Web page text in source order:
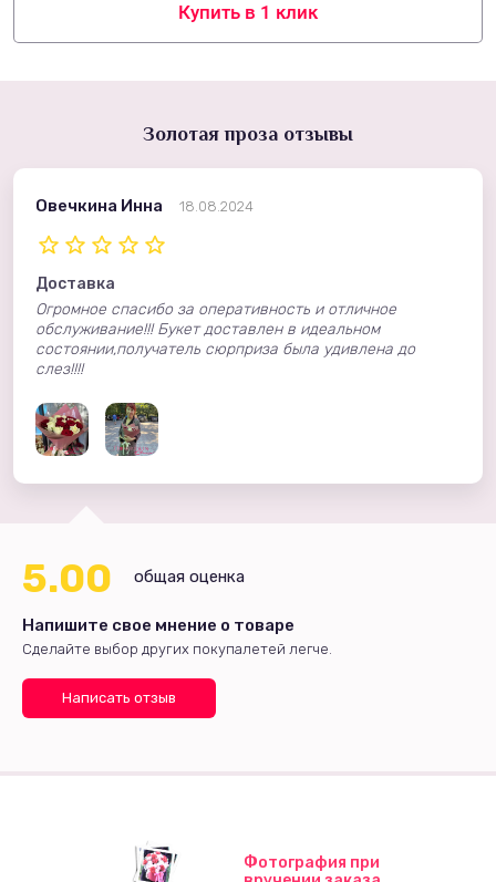
Купить в 1 клик
Золотая проза отзывы
Овечкина Инна 18.08.2024
Доставка
Огромное спасибо за оперативность и отличное
обслуживание!!! Букет доставлен в идеальном
состоянии,получатель сюрприза была удивлена до
слез!!!!
Напишите свое мнение о товаре
Сделайте выбор других покупалетей легче.
Написать отзыв
5.00 общая оценка
Фотография при